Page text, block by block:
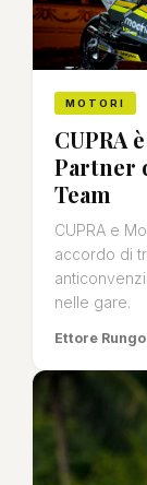
MOTORI
CUPRA
Partner
Team
CUPRA e
accordo di
nelle gare.
Ettore Rungo